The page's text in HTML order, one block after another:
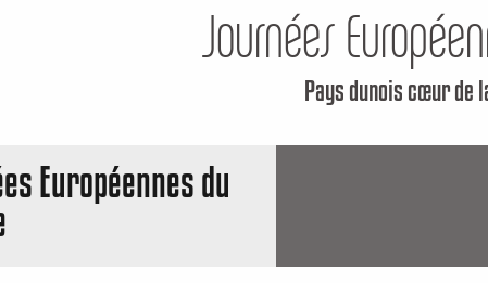
Journées
Pays dunois cœur de
Européennes du